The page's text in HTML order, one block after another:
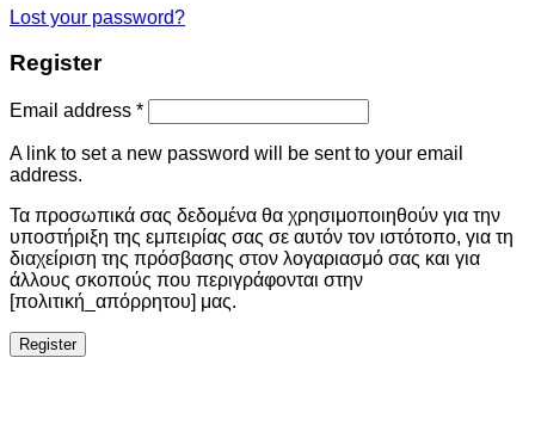
Lost your password?
Register
Email address *
A link to set a new password will be sent to your email
address.
Τα προσωπικά σας δεδομένα θα χρησιμοποιηθούν για την
υποστήριξη της εμπειρίας σας σε αυτόν τον ιστότοπο, για τη
διαχείριση της πρόσβασης στον λογαριασμό σας και για
άλλους σκοπούς που περιγράφονται στην
[πολιτική_απόρρητου] μας.
Register